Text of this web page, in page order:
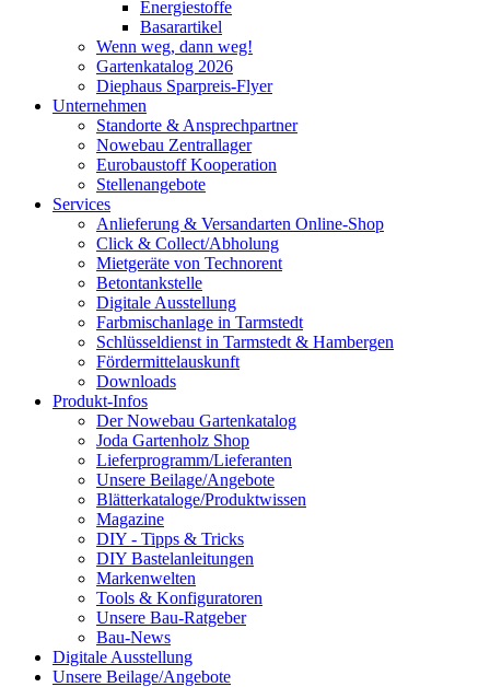
Energiestoffe
Basarartikel
Wenn weg, dann weg!
Gartenkatalog 2026
Diephaus Sparpreis-Flyer
Unternehmen
Standorte & Ansprechpartner
Nowebau Zentrallager
Eurobaustoff Kooperation
Stellenangebote
Services
Anlieferung & Versandarten Online-Shop
Click & Collect/Abholung
Mietgeräte von Technorent
Betontankstelle
Digitale Ausstellung
Farbmischanlage in Tarmstedt
Schlüsseldienst in Tarmstedt & Hambergen
Fördermittelauskunft
Downloads
Produkt-Infos
Der Nowebau Gartenkatalog
Joda Gartenholz Shop
Lieferprogramm/Lieferanten
Unsere Beilage/Angebote
Blätterkataloge/Produktwissen
Magazine
DIY - Tipps & Tricks
DIY Bastelanleitungen
Markenwelten
Tools & Konfiguratoren
Unsere Bau-Ratgeber
Bau-News
Digitale Ausstellung
Unsere Beilage/Angebote